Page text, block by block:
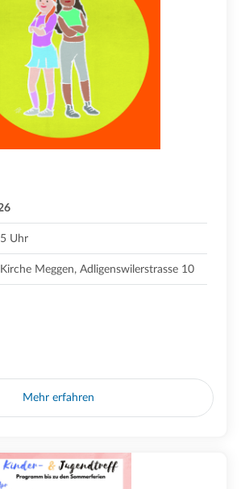
Uhr
Meggen, Adligenswilerstrasse 10
Mehr erfahren